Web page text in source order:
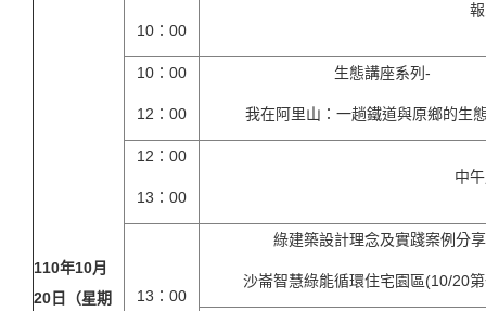
110年10月
20日（星期
10：00
10：00
12：00
生態講座系列-
我在阿里山：一趟鐵道與原鄉的生
12：00
13：00
中
13：00
綠建築設計理念及實踐案例分
沙崙智慧綠能循環住宅園區(10/20